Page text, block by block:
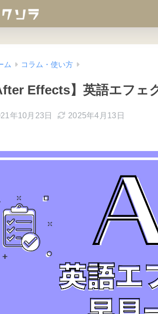
ム コラム・使い方
Effects】英語エフェ
年10月23日 2025年4月13日